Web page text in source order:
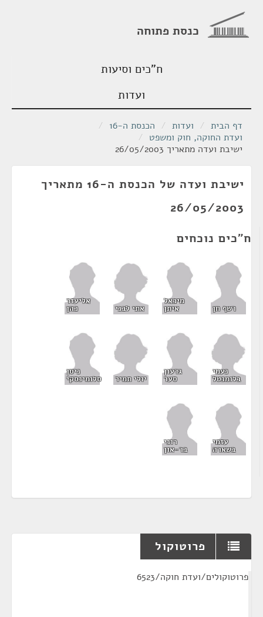
כנסת פתוחה
ח"כים וסיעות
ועדות
דף הבית / ועדות / הכנסת ה-16
/
ועדת החוקה, חוק ומשפט /
ישיבת ועדה מתאריך 26/05/2003
ישיבת ועדה של הכנסת ה-16 מתאריך
26/05/2003
ח"כים נוכחים
רשף חן
מיכאל
איתן אתי לבני
אליעזר
כהן
נעמי
בלומנטל
גדעון
סער יולי תמיר
ניסן
סלומינסקי
עזמי
בשארה
רוני
בר-און
פרוטוקול
פרוטוקולים/ועדת חוקה/6523